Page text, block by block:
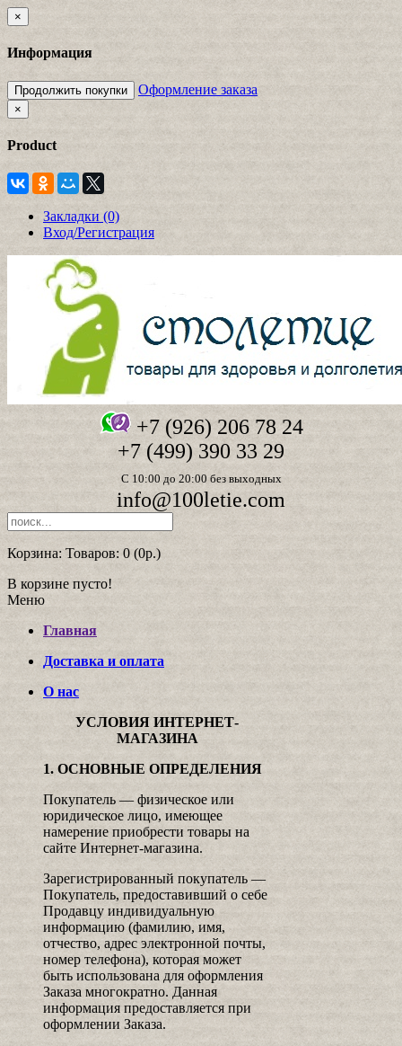
×
Информация
Продолжить покупки Оформление заказа
×
Product
Закладки (0)
Вход/Регистрация
+7 (926) 206 78 24
+7 (499) 390 33 29
С 10:00 до 20:00 без выходных
info@100letie.com
Корзина: Товаров: 0 (0р.)
В корзине пусто!
Меню
Главная
Доставка и оплата
О нас
УСЛОВИЯ ИНТЕРНЕТ-
МАГАЗИНА
1. ОСНОВНЫЕ ОПРЕДЕЛЕНИЯ
Покупатель — физическое или
юридическое лицо, имеющее
намерение приобрести товары на
сайте Интернет-магазина.
Зарегистрированный покупатель —
Покупатель, предоставивший о себе
Продавцу индивидуальную
информацию (фамилию, имя,
отчество, адрес электронной почты,
номер телефона), которая может
быть использована для оформления
Заказа многократно. Данная
информация предоставляется при
оформлении Заказа.